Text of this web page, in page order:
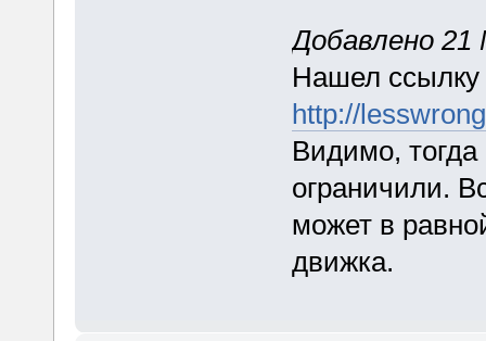
Добавлено 21
Нашел ссылку
http://
Видимо,
ограничили.
может в
движка.